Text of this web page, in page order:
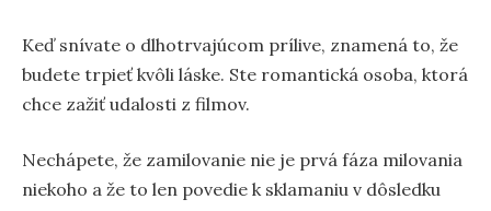
Keď snívate o dlhotrvajúcom prílive, znamená to, že
budete trpieť kvôli láske. Ste romantická osoba, ktorá
chce zažiť udalosti z filmov.
Nechápete, že zamilovanie nie je prvá fáza milovania
niekoho a že to len povedie k sklamaniu v dôsledku